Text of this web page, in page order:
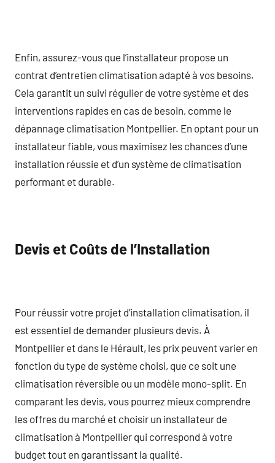
Enfin, assurez-vous que l’installateur propose un
contrat d’entretien climatisation adapté à vos besoins.
Cela garantit un suivi régulier de votre système et des
interventions rapides en cas de besoin, comme le
dépannage climatisation Montpellier. En optant pour un
installateur fiable, vous maximisez les chances d’une
installation réussie et d’un système de climatisation
performant et durable.
Devis et Coûts de l’Installation
Pour réussir votre projet d’installation climatisation, il
est essentiel de demander plusieurs devis. À
Montpellier et dans le Hérault, les prix peuvent varier en
fonction du type de système choisi, que ce soit une
climatisation réversible ou un modèle mono-split. En
comparant les devis, vous pourrez mieux comprendre
les offres du marché et choisir un installateur de
climatisation à Montpellier qui correspond à votre
budget tout en garantissant la qualité.